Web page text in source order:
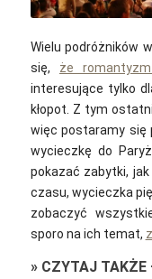
Wielu podróżników
się, że
interesujące tylko
kłopot. Z tym
więc postaramy się
wycieczkę do
pokazać zabytki,
czasu, wycieczka
zobaczyć
sporo na ich temat,
» CZYTAJ TAKŻE